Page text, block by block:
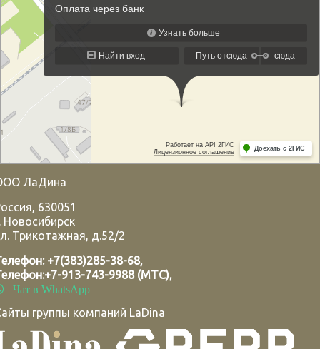
ЛаДина
630051
Новосибирск
Трикотажная, д.52/2
+7(383)285-38-68,
+7-913-743-9988 (МТС),
Чат в WhatsApp
группы компаний LaDina